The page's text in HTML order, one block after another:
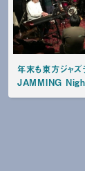
年末も東方ジャ
JAMMING Night